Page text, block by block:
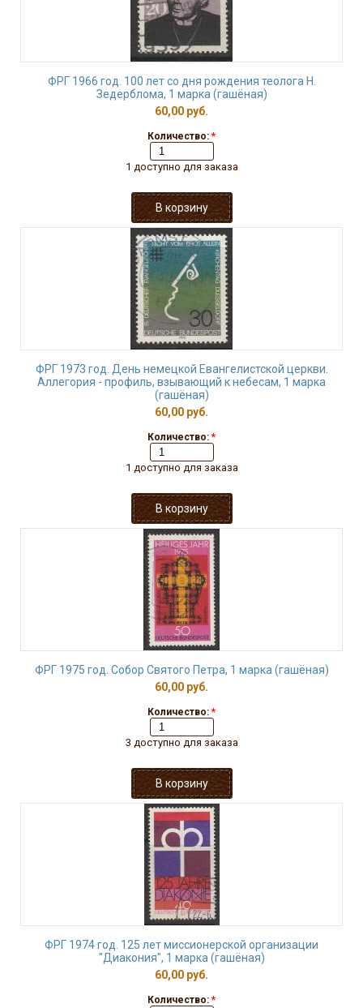
ФРГ 1966 год. 100 лет со дня рождения теолога Н.
Зедерблома, 1 марка (гашёная)
60,00 руб.
Количество: *
1 доступно для заказа
ФРГ 1973 год. День немецкой Евангелистской церкви.
Аллегория - профиль, взывающий к небесам, 1 марка
(гашёная)
60,00 руб.
Количество: *
1 доступно для заказа
ФРГ 1975 год. Собор Святого Петра, 1 марка (гашёная)
60,00 руб.
Количество: *
3 доступно для заказа
ФРГ 1974 год. 125 лет миссионерской организации
"Диакония", 1 марка (гашёная)
60,00 руб.
Количество: *